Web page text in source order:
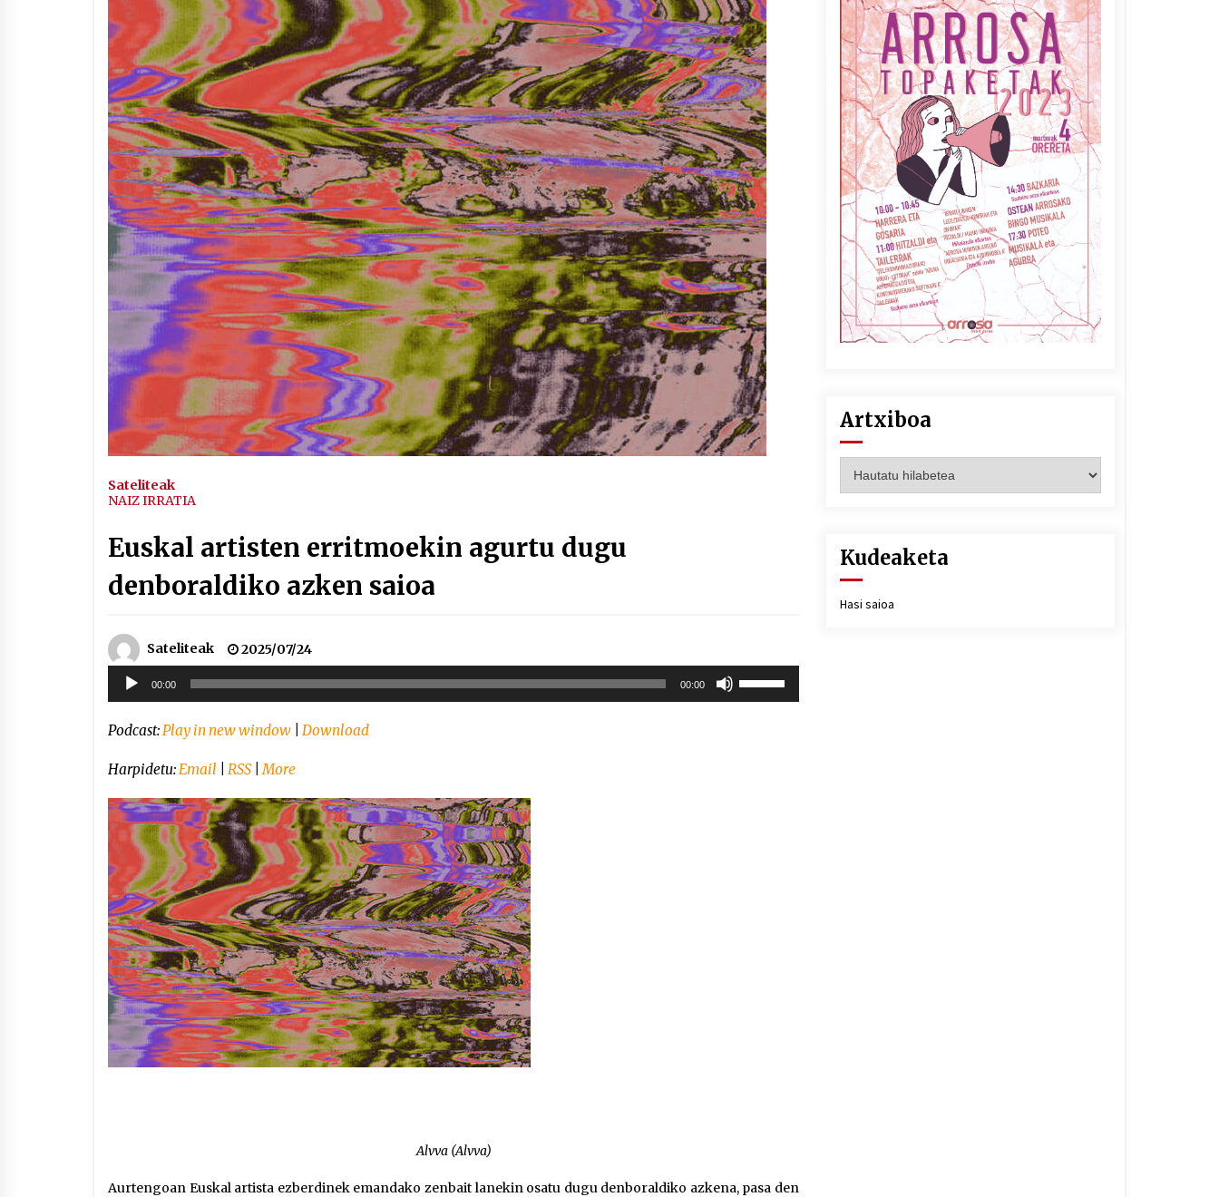
Arrosaren IX. Topaketak –
Mila esker guztioi!
2021/11/11
Arrosa sareko IX. topaketak!
2021/10/13
Azaroak 6 Iurretan Arrosa
sarearen IX. topaketak
2021/10/04
Segura irratian Arrosaren 20
urteez
2021/07/22
Arrosari buruzko erreportaia
2021/07/16
Berria egunkarian
elkarrizketa Arrosaren 20
urteez
2021/07/06
Hala Bedi irratiko Hizpidea
saioan Arrosaren 20 urteez
2021/07/03
Zebrabidearen denboraldi
amaiera EHZtik
2021/07/01
Arrosaren laburpen bideoa
Hamaika Telebistaren eskutik
2021/06/30
Sateliteak
NAIZ IRRATIA
Euskal artisten erritmoekin agurtu dugu
denboraldiko azken saioa
Sateliteak
2025/07/24
Soinu
erreproduzigailua
00:00 00:00
Podcast:Play in new window Download
Harpidetu:Email RSS |More
Alvva (Alvva)
Aurtengoan Euskal artista ezberdinek emandako zenbait lanekin osatu dugu denboraldiko azkena, pasa den
Artxiboa
Kudeaketa
Hasi saioa